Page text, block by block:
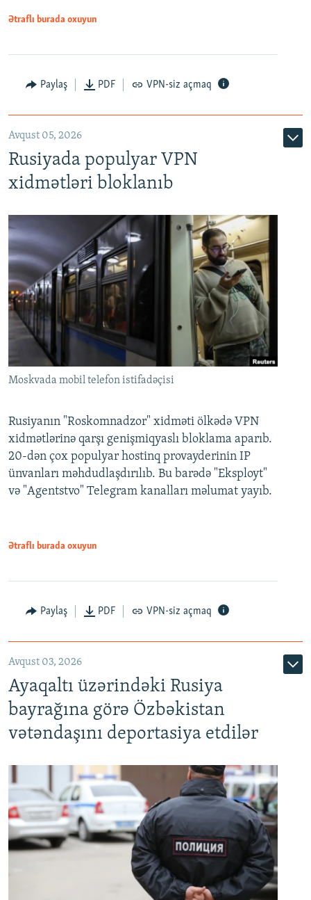
Ətraflı burada oxuyun
Paylaş PDF VPN-siz açmaq
Avqust 05, 2026
Rusiyada populyar VPN
xidmətləri bloklanıb
Moskvada mobil telefon istifadəçisi
Rusiyanın "Roskomnadzor" xidməti ölkədə VPN
xidmətlərinə qarşı genişmiqyaslı bloklama aparıb.
20-dən çox populyar hostinq provayderinin IP
ünvanları məhdudlaşdırılıb. Bu barədə "Eksployt"
və "Agentstvo" Telegram kanalları məlumat yayıb.
Ətraflı burada oxuyun
Paylaş PDF VPN-siz açmaq
Avqust 03, 2026
Ayaqaltı üzərindəki Rusiya
bayrağına görə Özbəkistan
vətəndaşını deportasiya etdilər